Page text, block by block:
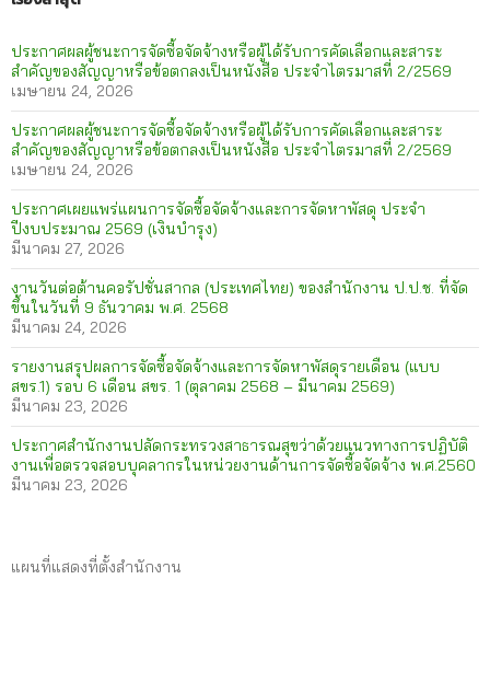
ประกาศผลผู้ชนะการจัดซื้อจัดจ้างหรือผู้ได้รับการคัดเลือกและสาระ
สำคัญของสัญญาหรือข้อตกลงเป็นหนังสือ ประจำไตรมาสที่ 2/2569
เมษายน 24, 2026
ประกาศผลผู้ชนะการจัดซื้อจัดจ้างหรือผู้ได้รับการคัดเลือกและสาระ
สำคัญของสัญญาหรือข้อตกลงเป็นหนังสือ ประจำไตรมาสที่ 2/2569
เมษายน 24, 2026
ประกาศเผยแพร่แผนการจัดซื้อจัดจ้างและการจัดหาพัสดุ ประจำ
ปีงบประมาณ 2569 (เงินบำรุง)
มีนาคม 27, 2026
งานวันต่อต้านคอรัปชั่นสากล (ประเทศไทย) ของสำนักงาน ป.ป.ช. ที่จัด
ขึ้นในวันที่ 9 ธันวาคม พ.ศ. 2568
มีนาคม 24, 2026
รายงานสรุปผลการจัดซื้อจัดจ้างและการจัดหาพัสดุรายเดือน (แบบ
สขร.1) รอบ 6 เดือน สขร. 1 (ตุลาคม 2568 – มีนาคม 2569)
มีนาคม 23, 2026
ประกาศสำนักงานปลัดกระทรวงสาธารณสุขว่าด้วยแนวทางการปฏิบัติ
งานเพื่อตรวจสอบบุคลากรในหน่วยงานด้านการจัดซื้อจัดจ้าง พ.ศ.2560
มีนาคม 23, 2026
แผนที่แสดงที่ตั้งสำนักงาน